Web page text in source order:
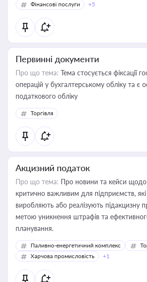
Фінансові послуги
+5
Первинні документи
Про що тема: Тема стосується фіксації
операцій у бухгалтерському обліку та є
податкового обліку
Торгівля
Акцизний податок
Про що тема: Про новини та кейси щодо
критично важливим для підприємств,
виробляють або реалізують підакцизну
метою уникнення штрафів та
планування.
Паливно-енергетичний комплекс
Харчова промисловість
+1